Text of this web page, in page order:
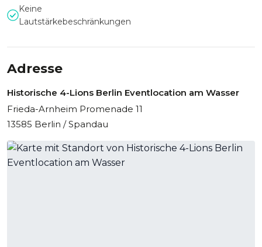
Keine
Lautstärkebeschränkungen
Adresse
Historische 4-Lions Berlin Eventlocation am Wasser
Frieda-Arnheim Promenade 11
13585 Berlin / Spandau